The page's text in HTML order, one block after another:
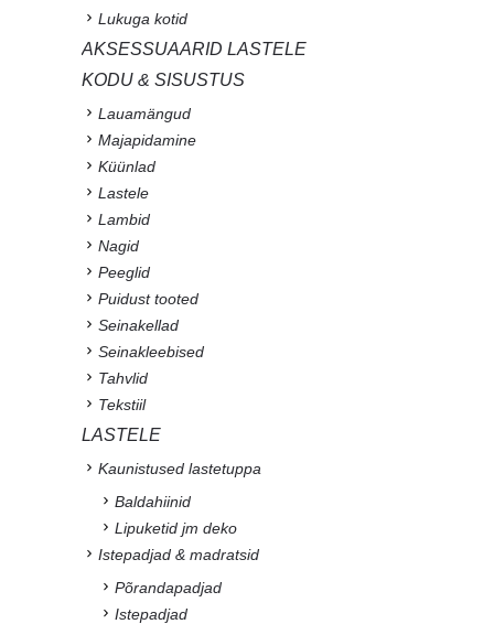
Lukuga kotid
AKSESSUAARID LASTELE
KODU & SISUSTUS
Lauamängud
Majapidamine
Küünlad
Lastele
Lambid
Nagid
Peeglid
Puidust tooted
Seinakellad
Seinakleebised
Tahvlid
Tekstiil
LASTELE
Kaunistused lastetuppa
Baldahiinid
Lipuketid jm deko
Istepadjad & madratsid
Põrandapadjad
Istepadjad